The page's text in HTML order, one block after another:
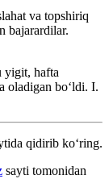
va topshiriq
bajarardilar.
yigit, hafta
oladigan boʻldi. I.
qidirib ko‘ring.
sayti tomonidan